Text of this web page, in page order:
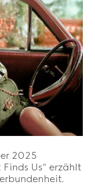
2025
Us“ erzählt